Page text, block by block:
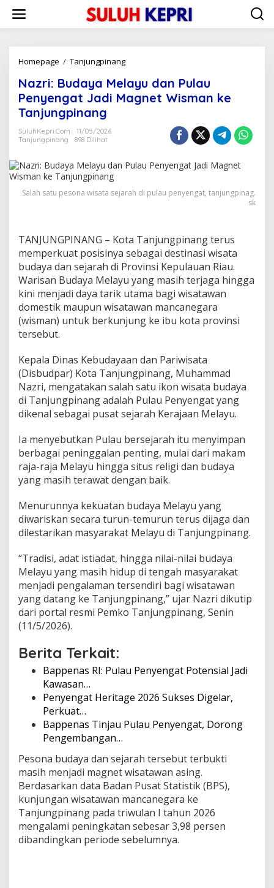
w
Homepage / Tanjungpinang
z
r
a
y
M
y
u
d
a
n
P
u
l
a
e
n
y
e
n
g
t
a
d
i
a
n
e
W
m
a
n
n
n
p
a
g
Nazri: Budaya Melayu dan Pulau
Penyengat Jadi Magnet Wisman ke
Tanjungpinang
SuluhKepri.com
11/05/2026
Tanjungpinang
898 Dilihat
Salah satu pesona wisata sejarah di pulau penyengat, tanjungpinag.
sk
TANJUNGPINANG – Kota Tanjungpinang terus
memperkuat posisinya sebagai destinasi wisata
budaya dan sejarah di Provinsi Kepulauan Riau.
Warisan Budaya Melayu yang masih terjaga hingga
kini menjadi daya tarik utama bagi wisatawan
domestik maupun wisatawan mancanegara
(wisman) untuk berkunjung ke ibu kota provinsi
tersebut.
Kepala Dinas Kebudayaan dan Pariwisata
(Disbudpar) Kota Tanjungpinang, Muhammad
Nazri, mengatakan salah satu ikon wisata budaya
di Tanjungpinang adalah Pulau Penyengat yang
dikenal sebagai pusat sejarah Kerajaan Melayu.
Ia menyebutkan Pulau bersejarah itu menyimpan
berbagai peninggalan penting, mulai dari makam
raja-raja Melayu hingga situs religi dan budaya
yang masih terawat dengan baik.
Menurunnya kekuatan budaya Melayu yang
diwariskan secara turun-temurun terus dijaga dan
dilestarikan masyarakat Melayu di Tanjungpinang.
“Tradisi, adat istiadat, hingga nilai-nilai budaya
Melayu yang masih hidup di tengah masyarakat
menjadi pengalaman tersendiri bagi wisatawan
yang datang ke Tanjungpinang,” ujar Nazri dikutip
dari portal resmi Pemko Tanjungpinang, Senin
(11/5/2026).
Berita Terkait:
Bappenas RI: Pulau Penyengat Potensial Jadi
Kawasan…
Penyengat Heritage 2026 Sukses Digelar,
Perkuat…
Bappenas Tinjau Pulau Penyengat, Dorong
Pengembangan…
Pesona budaya dan sejarah tersebut terbukti
masih menjadi magnet wisatawan asing.
Berdasarkan data Badan Pusat Statistik (BPS),
kunjungan wisatawan mancanegara ke
Tanjungpinang pada triwulan I tahun 2026
mengalami peningkatan sebesar 3,98 persen
dibandingkan periode sebelumnya.